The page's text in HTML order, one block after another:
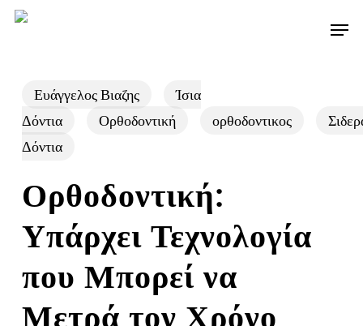
Skip
contentΕυάγγελος Βιαζης
Ίσια
Δόντια
Ορθοδοντική ορθοδοντικος
Δόντια
Ορθοδοντική:
Υπάρχει Τεχνολογία
που Μπορεί να
Μετρά τον Χρόνο